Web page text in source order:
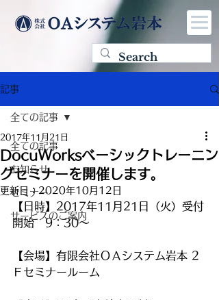
記事
全ての記事
お知らせ
セミナー
サービスのご案内
全ての記事
DocuWorksベーシックトレーニン
グセミナーを開催します。
2017年11月21日
更新日：2020年10月12日
【日時】2017年11月21日（火）受付
開始　9：30～
【会場】有限会社ＯＡシステム岩本 2
Ｆセミナールーム